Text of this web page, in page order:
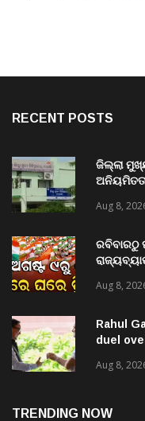
RECENT POSTS
ଜିଲ୍ଲା
Aug 8,
ରବିବାରଠୁ
Aug 8,
Rahul
duel
Aug 8,
TRENDING NOW